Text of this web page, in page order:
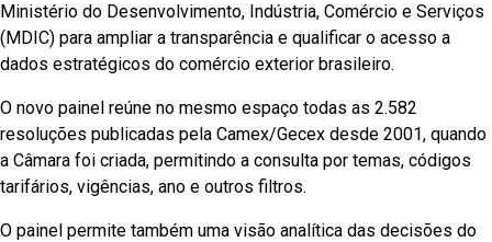
Ministério do Desenvolvimento, Indústria, Comércio e Serviços
(MDIC) para ampliar a transparência e qualificar o acesso a
dados estratégicos do comércio exterior brasileiro.
O novo painel reúne no mesmo espaço todas as 2.582
resoluções publicadas pela Camex/Gecex desde 2001, quando
a Câmara foi criada, permitindo a consulta por temas, códigos
tarifários, vigências, ano e outros filtros.
O painel permite também uma visão analítica das decisões do